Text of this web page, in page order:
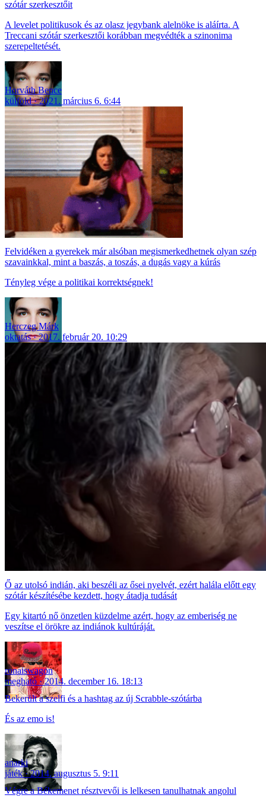
szótár szerkesztőit
A levelet politikusok és az olasz jegybank alelnöke is aláírta. A
Treccani szótár szerkesztői korábban megvédték a szinonima
szerepeltetését.
Horváth Bence
külföld
2021. március 6. 6:44
Felvidéken a gyerekek már alsóban megismerkedhetnek olyan szép
szavainkkal, mint a baszás, a toszás, a dugás vagy a kúrás
Tényleg vége a politikai korrektségnek!
Herczeg Márk
oktatás
2017. február 20. 10:29
Ő az utolsó indián, aki beszéli az ősei nyelvét, ezért halála előtt egy
szótár készítésébe kezdett, hogy átadja tudását
Egy kitartó nő önzetlen küzdelme azért, hogy az emberiség ne
veszítse el örökre az indiánok kultúráját.
ronaiswagon
megható
2014. december 16. 18:13
Bekerült a szelfi és a hashtag az új Scrabble-szótárba
És az emo is!
anarki
játék
2014. augusztus 5. 9:11
Végre a Békemenet résztvevői is lelkesen tanulhatnak angolul